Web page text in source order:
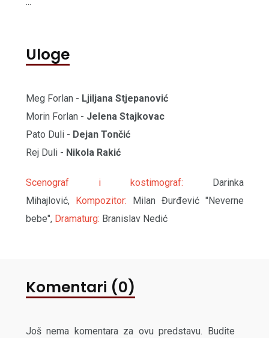
...
Uloge
Meg Forlan - Ljiljana Stjepanović
Morin Forlan - Jelena Stajkovac
Pato Duli - Dejan Tončić
Rej Duli - Nikola Rakić
Scenograf i kostimograf: Darinka
Mihajlović,
Kompozitor: Milan Đurđević "Neverne
bebe", Dramaturg: Branislav Nedić
Komentari (0)
Još nema komentara za ovu predstavu. Budite